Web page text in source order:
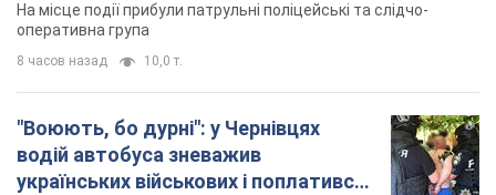
На місце події прибули патрульні поліцейські та слідчо-
оперативна група
8 часов назад 10,0 т.
"Воюють, бо дурні": у Чернівцях
водій автобуса зневажив
українських військових і поплатився.